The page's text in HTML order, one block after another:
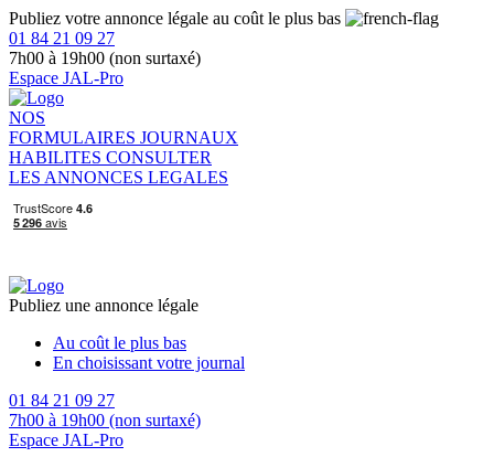
Publiez votre annonce légale au coût le plus bas
01 84 21 09 27
7h00 à 19h00 (non surtaxé)
Espace JAL-Pro
NOS
FORMULAIRES JOURNAUX
HABILITES CONSULTER
LES ANNONCES LEGALES
Publiez une annonce légale
Au coût le plus bas
En choisissant votre journal
01 84 21 09 27
7h00 à 19h00 (non surtaxé)
Espace JAL-Pro